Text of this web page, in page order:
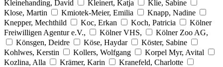
Kleinehanding, David Kleinert, Katja
Klie, Sabine
Klose, Martin
Kmiotek-Meier, Emilia
Knapp, Nadine
Knepper, Mechthild
Koc, Erkan Koch, Patricia
Kölner
Freiwilligen Agentur e.V.,
Kölner VHS,
Kölner Zoo AG,
Könsgen, Deidre
Köse, Haydar
Köster, Sabine
Kohlwes, Kerstin
Kollers, Wolfgang
Korpel Myr, Avital
Kozlina, Alla
Krämer, Karin
Kranefeld, Charlotte